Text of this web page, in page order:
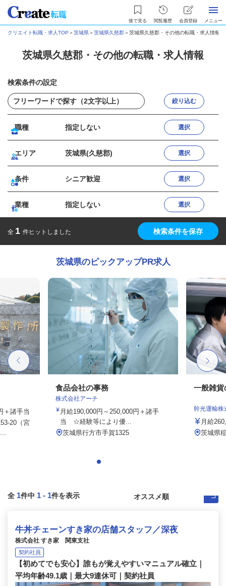
後で見る 閲覧履歴 会員登録 メニュー
クリエイト転職・求人TOP ＞茨城県＞茨城県久慈郡＞茨城県久慈郡・その他の転職・求人情報
茨城県久慈郡・その他の転職・求人情報
検索条件の設定
絞り込む
職種 指定しない 選択
エリア 茨城県(久慈郡) 選択
条件 シニア歓迎 選択
業種 指定しない 選択
全 1 件ヒットしました 検索条件を保存
茨城県のピックアップPR求人
＋諸手当
20（宮
食品会社の事務
株式会社アーチ
月給190,000円～250,000円＋諸手
当 ☆経験等により優...
茨城県行方市手賀1325
一般雑
幹光運輸株
月給
茨城県
全 1件中 1 - 1件を表示
牛丼チェーンすき家の店舗スタッフ／深夜
株式会社 すき家 関東支社
契約社員
【初めてでも安心】誰もが覚えやすいマニュアル確立｜
平均年齢49.1歳｜最大9連休可｜契約社員